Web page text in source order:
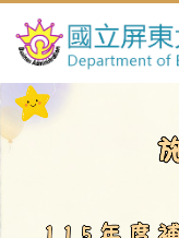
到
主
要
內
容